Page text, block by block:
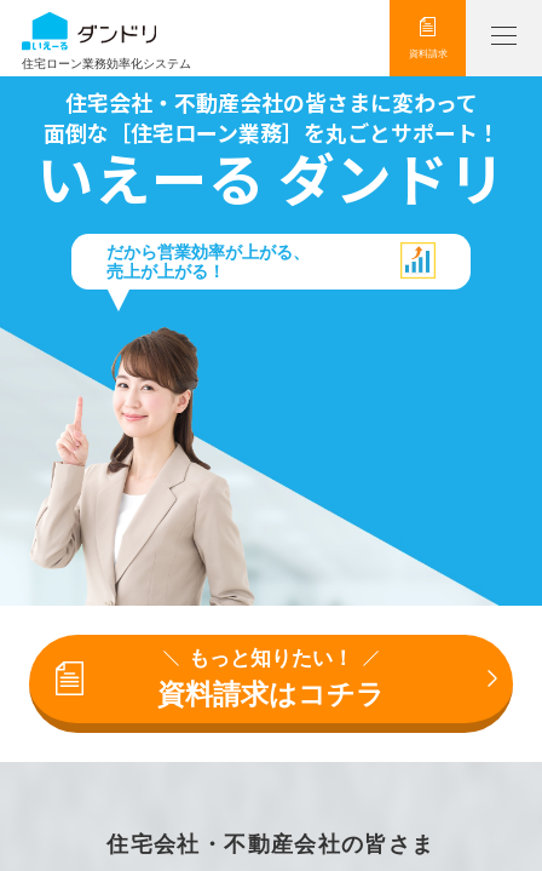
住宅ローン業務効率化システム
資料請求
住宅会社・不動産会社の皆さまに変わって
面倒な［住宅ローン業務］を丸ごとサポート！
いえーる ダンドリ
だから営業効率が上がる、
売上が上がる！
もっと知りたい！
資料請求はコチラ
住宅会社・不動産会社の皆さま